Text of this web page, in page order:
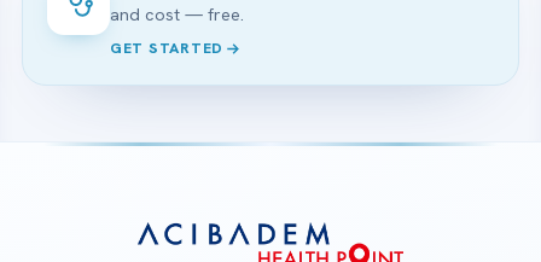
and cost — free.
GET STARTED